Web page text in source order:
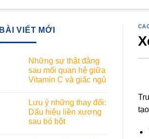
BÀI VIẾT MỚI
Những sự thật đằng
sau mối quan hệ giữa
Vitamin C và giấc ngủ
Lưu ý những thay đổi:
Dấu hiệu liền xương
sau bó bột